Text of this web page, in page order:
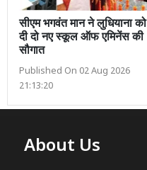
सीएम भगवंत मान ने लुधियाना को
दी दो नए स्कूल ऑफ एमिनेंस की
सौगात
Published On 02 Aug 2026
21:13:20
About Us